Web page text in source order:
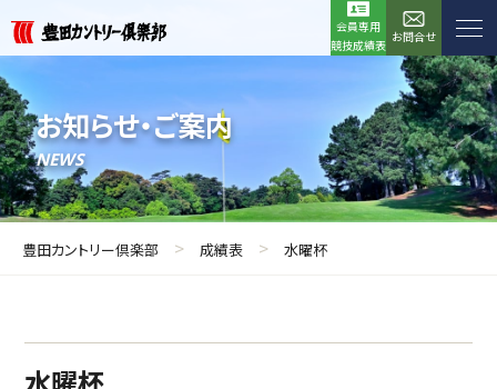
会員専用
競技成績表
お問合せ
お知らせ・ご案内
NEWS
豊田カントリー倶楽部 > 成績表 > 水曜杯